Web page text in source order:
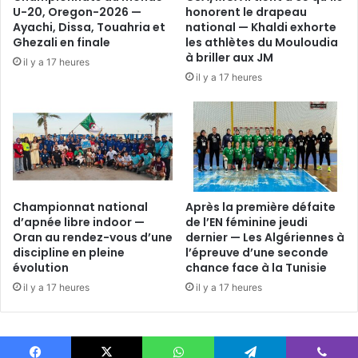
U-20, Oregon-2026 —
Ayachi, Dissa, Touahria et
Ghezali en finale
il y a 17 heures
honorent le drapeau
national — Khaldi exhorte
les athlètes du Mouloudia
à briller aux JM
il y a 17 heures
Championnat national
d’apnée libre indoor —
Oran au rendez-vous d’une
discipline en pleine
évolution
il y a 17 heures
Après la première défaite
de l’EN féminine jeudi
dernier — Les Algériennes à
l’épreuve d’une seconde
chance face à la Tunisie
il y a 17 heures